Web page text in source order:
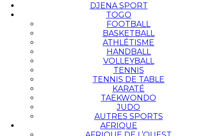
DJENA SPORT
TOGO
FOOTBALL
BASKETBALL
ATHLÉTISME
HANDBALL
VOLLEYBALL
TENNIS
TENNIS DE TABLE
KARATÉ
TAEKWONDO
JUDO
AUTRES SPORTS
AFRIQUE